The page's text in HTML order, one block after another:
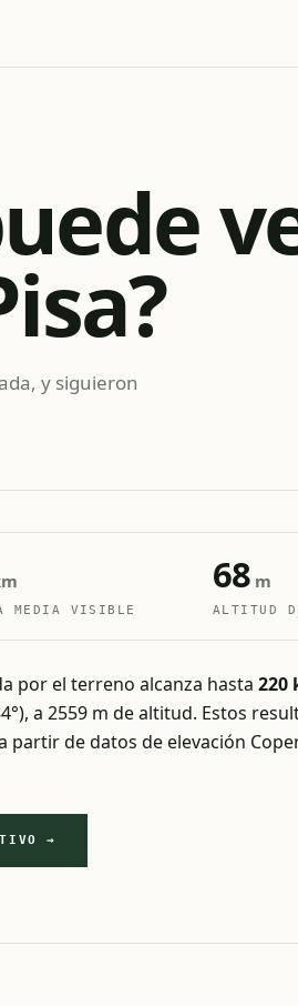
y siguieron
MEDIA VISIBLE
68 m
ALTITUD
por el terreno alcanza hasta 220
a 2559 m de altitud. Estos
de datos de elevación
→